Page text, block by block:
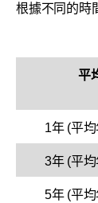
根據不同的時
平
1年 (平
3年 (平
5年 (平